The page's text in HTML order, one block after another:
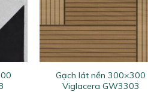
+
Gạch lát nền 300×300
Viglacera GW3303